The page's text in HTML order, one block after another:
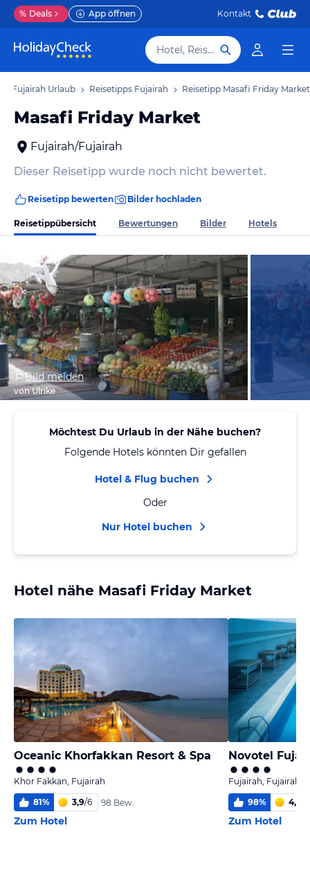
% Deals App öffnen Kontakt
Hotel, Reiseziel
Fujairah Urlaub Reisetipps Fujairah Reisetipp Masafi Friday Market
Masafi Friday Market
Fujairah/Fujairah
Dieser Reisetipp wurde noch nicht bewertet.
Reisetipp bewerten Bilder hochladen
Reisetippübersicht Bewertungen Bilder Hotels
Bild melden
von Ulrike
Möchtest Du Urlaub in der Nähe buchen?
Folgende Hotels könnten Dir gefallen
Hotel & Flug buchen
Oder
Nur Hotel buchen
Hotel nähe Masafi Friday Market
Oceanic Khorfakkan Resort & Spa
Khor Fakkan, Fujairah
81% 3,9/6 98 Bew.
Zum Hotel
Novotel
Fujairah, Fujairah
98% 4,4
Zum Hotel